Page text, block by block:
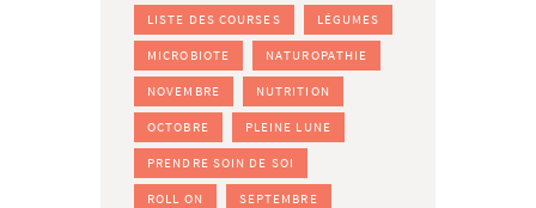
LISTE DES COURSES LÉGUMES
MICROBIOTE NATUROPATHIE
NOVEMBRE NUTRITION
OCTOBRE PLEINE LUNE
PRENDRE SOIN DE SOI
ROLL ON SEPTEMBRE